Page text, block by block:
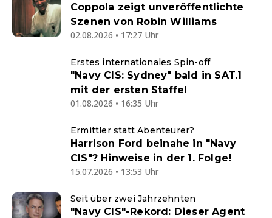
Coppola zeigt unveröffentlichte
Szenen von Robin Williams
02.08.2026 • 17:27 Uhr
Erstes internationales Spin-off
"Navy CIS: Sydney" bald in SAT.1
mit der ersten Staffel
01.08.2026 • 16:35 Uhr
Ermittler statt Abenteurer?
Harrison Ford beinahe in "Navy
CIS"? Hinweise in der 1. Folge!
15.07.2026 • 13:53 Uhr
Seit über zwei Jahrzehnten
"Navy CIS"-Rekord: Dieser Agent